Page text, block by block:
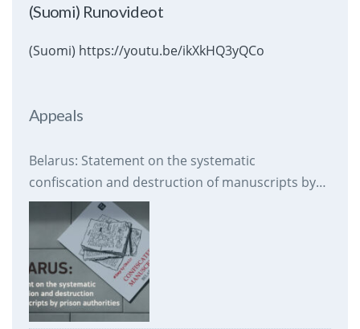
(Suomi) Runovideot
(Suomi) https://youtu.be/ikXkHQ3yQCo
Appeals
Belarus: Statement on the systematic
confiscation and destruction of manuscripts by
prison authorities